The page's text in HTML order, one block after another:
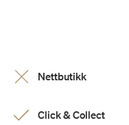
Nettbutikk
Click & Collect